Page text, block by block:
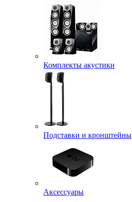
Комплекты акустики
Подставки и кронштейны
Аксессуары